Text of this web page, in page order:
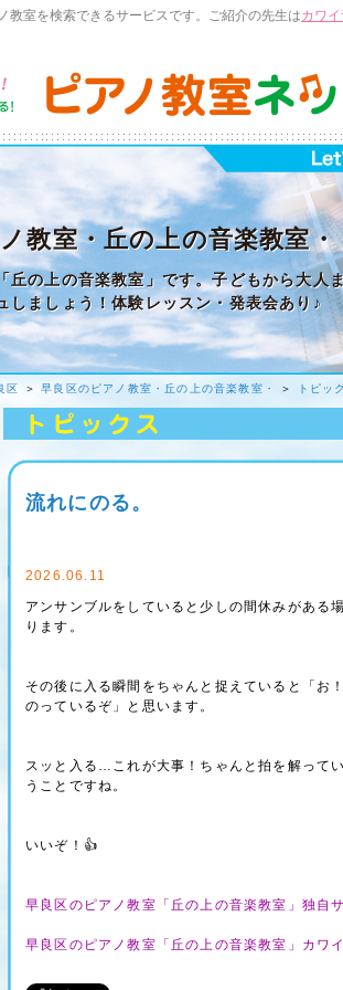
教室を検索できるサービスです。ご紹介の先生はカワ
教室・丘の上の音楽教室・
丘の上の音楽教室」です。子どもから大人
しましょう！体験レッスン・発表会あり♪
区 ＞早良区のピアノ教室・丘の上の音楽教室・ ＞ トピッ
流れにのる。
2026.06.11
アンサンブルをしていると少しの間休みがある
ります。
その後に入る瞬間をちゃんと捉えていると「お
のっているぞ」と思います。
スッと入る…これが大事！ちゃんと拍を解って
うことですね。
いいぞ！👍
早良区のピアノ教室「丘の上の音楽教室」独自
早良区のピアノ教室「丘の上の音楽教室」カワ